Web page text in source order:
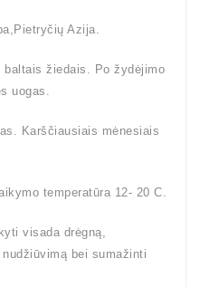
Azija.
žiedais. Po žydėjimo
uogas.
Karščiausiais mėnesiais
temperatūra 12- 20 C.
visada drėgną,
bei sumažinti